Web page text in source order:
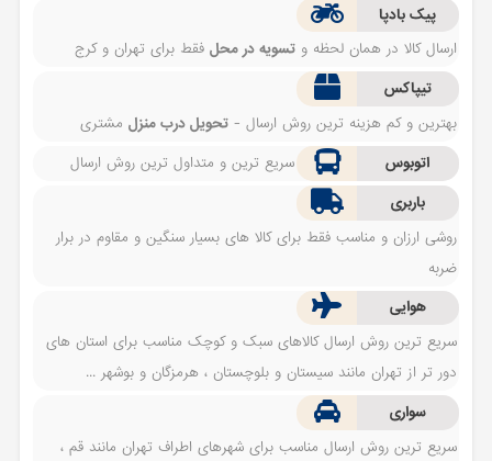
پیک بادپا
ارسال کالا در همان لحظه وتسویه در محل فقط برای تهران و کرج
تیپاکس
بهترین و کم هزینه ترین روش ارسال -تحویل درب منزل مشتری
اتوبوس
سریع ترین و متداول ترین روش ارسال
باربری
روشی ارزان و مناسب فقط برای کالا های بسیار سنگین و مقاوم در برار
ضربه
هوایی
سریع ترین روش ارسال کالاهای سبک و کوچک مناسب برای استان های
دور تر از تهران مانند سیستان و بلوچستان ، هرمزگان و بوشهر ...
سواری
سریع ترین روش ارسال مناسب برای شهرهای اطراف تهران مانند قم ،